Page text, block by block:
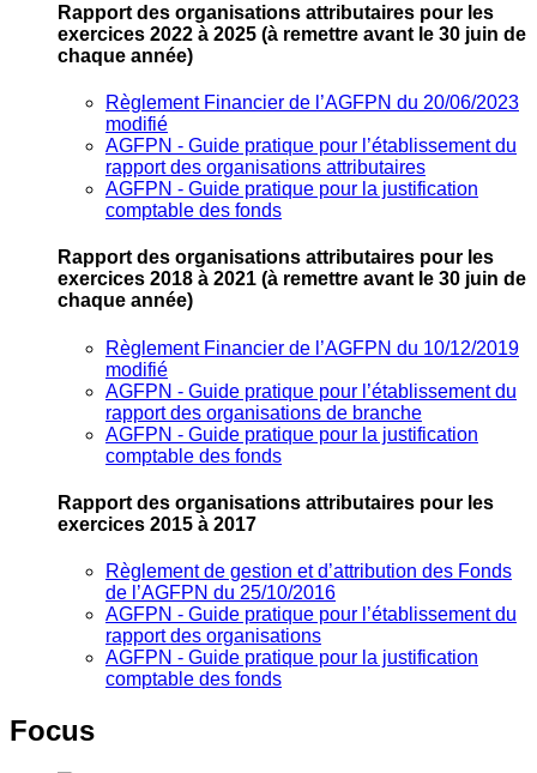
Rapport des organisations attributaires pour les
exercices 2022 à 2025 (à remettre avant le 30 juin de
chaque année)
Règlement Financier de l’AGFPN du 20/06/2023
modifié
AGFPN ‐ Guide pratique pour l’établissement du
rapport des organisations attributaires
AGFPN ‐ Guide pratique pour la justification
comptable des fonds
Rapport des organisations attributaires pour les
exercices 2018 à 2021 (à remettre avant le 30 juin de
chaque année)
Règlement Financier de l’AGFPN du 10/12/2019
modifié
AGFPN ‐ Guide pratique pour l’établissement du
rapport des organisations de branche
AGFPN ‐ Guide pratique pour la justification
comptable des fonds
Rapport des organisations attributaires pour les
exercices 2015 à 2017
Règlement de gestion et d’attribution des Fonds
de l’AGFPN du 25/10/2016
AGFPN ‐ Guide pratique pour l’établissement du
rapport des organisations
AGFPN ‐ Guide pratique pour la justification
comptable des fonds
Focus